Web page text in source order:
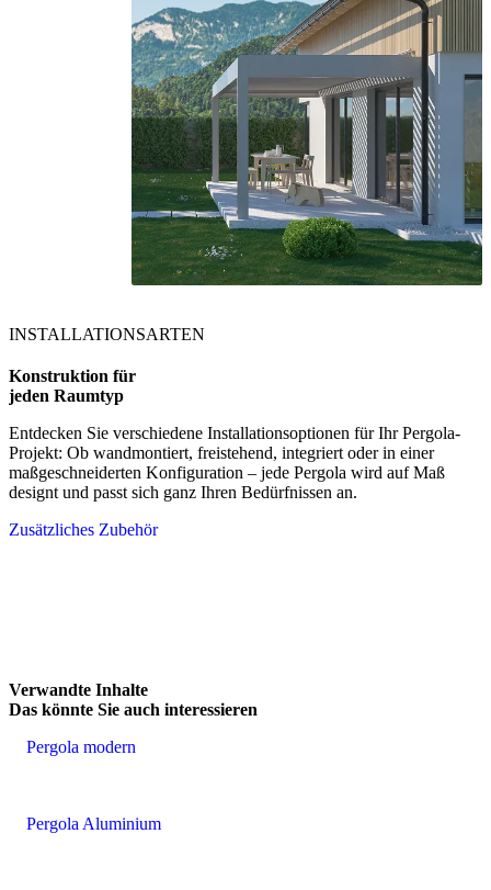
INSTALLATIONSARTEN
Konstruktion für
jeden Raumtyp
Entdecken Sie verschiedene Installationsoptionen für Ihr Pergola-
Projekt: Ob wandmontiert, freistehend, integriert oder in einer
maßgeschneiderten Konfiguration – jede Pergola wird auf Maß
designt und passt sich ganz Ihren Bedürfnissen an.
Zusätzliches Zubehör
Verwandte Inhalte
Das könnte Sie auch interessieren
Pergola modern
Pergola Aluminium